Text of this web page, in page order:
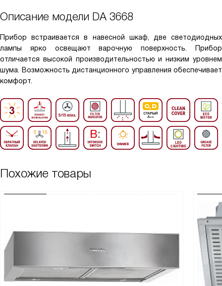
Описание модели DA 3668
Прибор встраивается в навесной шкаф, две светодиодных
лампы ярко освещают варочную поверхность. Прибор
отличается высокой производительностью и низким уровнем
шума. Возможность дистанционного управления обеспечивает
комфорт.
Похожие товары